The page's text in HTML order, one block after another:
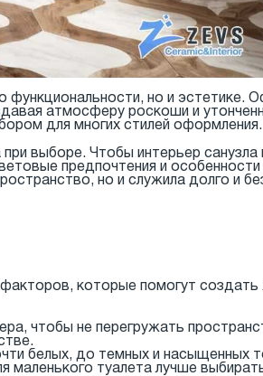
функциональности, но и эстетике.
атмосферу роскоши и
для многих стилей оформления.
выборе. Чтобы интерьер
предпочтения и особенности
но и служила долго и
факторов, которые помогут
чтобы не перегружать
белых, до темных и насыщенных
туалета лучше